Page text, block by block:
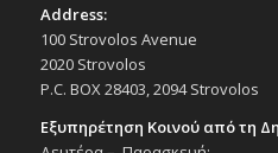
Address:
100 Strovolos Avenue
2020 Strovolos
P.C. BOX 28403, 2094 Strovolos
Εξυπηρέτηση Κοινού από τη